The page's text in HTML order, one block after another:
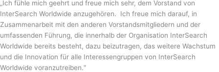
„Ich fühle mich geehrt und freue mich sehr, dem Vorstand von
InterSearch Worldwide anzugehören. Ich freue mich darauf, in
Zusammenarbeit mit den anderen Vorstandsmitgliedern und der
umfassenden Führung, die innerhalb der Organisation InterSearch
Worldwide bereits besteht, dazu beizutragen, das weitere Wachstum
und die Innovation für alle Interessengruppen von InterSearch
Worldwide voranzutreiben.“